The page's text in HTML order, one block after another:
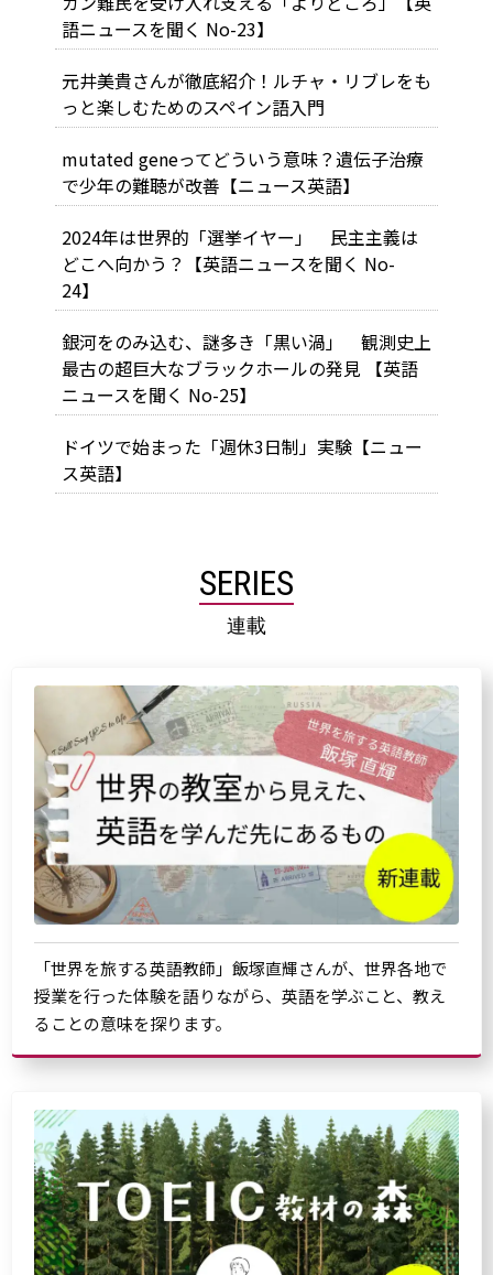
語ニュースを聞く No-23】
元井美貴さんが徹底紹介！ルチャ・リブレをも
っと楽しむためのスペイン語入門
mutated geneってどういう意味？遺伝子治療
で少年の難聴が改善【ニュース英語】
2024年は世界的「選挙イヤー」 民主主義は
どこへ向かう？【英語ニュースを聞く No-
24】
銀河をのみ込む、謎多き「黒い渦」 観測史上
最古の超巨大なブラックホールの発見 【英語
ニュースを聞く No-25】
ドイツで始まった「週休3日制」実験【ニュー
ス英語】
SERIES
連載
「世界を旅する英語教師」飯塚直輝さんが、世界各地で
授業を行った体験を語りながら、英語を学ぶこと、教え
ることの意味を探ります。